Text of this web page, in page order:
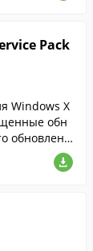
Pack
Windows X
обн
обновлени
новых функ
и